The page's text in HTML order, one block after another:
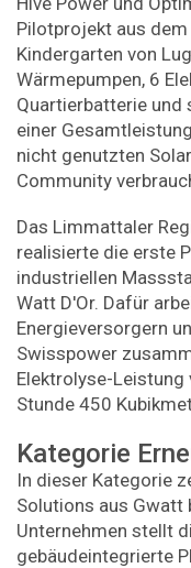
Pilotprojekt aus dem
Kindergarten von
Wärmepumpen, 6
Quartierbatterie und
einer
nicht genutzten
Community
Das Limmattaler
realisierte die erste
industriellen
Watt D'Or. Dafür
Energieversorgern
Swisspower
Elektrolyse-Leistung
Stunde 450
Kategorie
In dieser Kategorie
Solutions aus Gwatt
Unternehmen stellt
gebäudeintegrierte